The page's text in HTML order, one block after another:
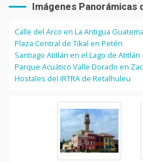
Imágenes Panorámicas
Calle del Arco en La Antigua
Plaza Central de Tikal en Petén
Santiago Atitlán en el Lago de Atitlán
Parque Acuático Valle Dorado en
Hostales del IRTRA de Retalhuleu